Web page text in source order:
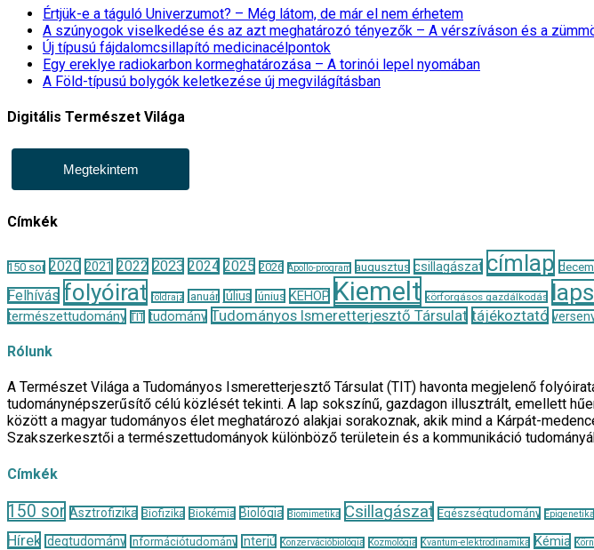
Értjük-e a táguló Univerzumot? – Még látom, de már el nem érhetem
A szúnyogok viselkedése és az azt meghatározó tényezők – A vérszíváson és a
Új típusú fájdalomcsillapító medicinacélpontok
Egy ereklye radiokarbon kormeghatározása – A torinói lepel nyomában
A Föld-típusú bolygók keletkezése új megvilágításban
Digitális Természet Világa
Megtekintem
Címkék
150 sor 2020 2021 2022 2023 2024 2025 2026 Apollo-program augusztus csillagászat címlap
Felhívás folyóirat földrajz január július június KEHOP Kiemelt körforgásos gazdálkodás
természettudomány TIT tudomány Tudományos Ismeretterjesztő Társulat tájékoztató
Rólunk
A Természet Világa a Tudományos Ismeretterjesztő Társulat (TIT) havonta megjelenő
tudománynépszerűsítő célú közlését tekinti. A lap sokszínű, gazdagon illusztrált, emellett
között a magyar tudományos élet meghatározó alakjai sorakoznak, akik mind a Kárpát-
Szakszerkesztői a természettudományok különböző területein és a kommunikáció
Címkék
150 sor Asztrofizika Biofizika Biokémia Biológia Biomimetika Csillagászat Egészségtudomány Epigenetika
Hírek Idegtudomány Információtudomány Interjú Konzervációbiológia Kozmológia Kvantum-elektrodinamika Kémia